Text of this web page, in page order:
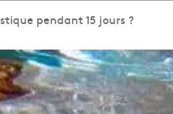
pendant 15 jours ?